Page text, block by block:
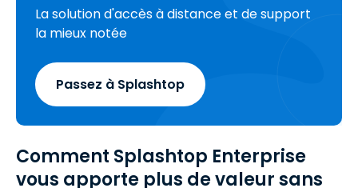
La solution d'accès à distance et de support
la mieux notée
Passez à Splashtop
Comment Splashtop Enterprise
vous apporte plus de valeur sans